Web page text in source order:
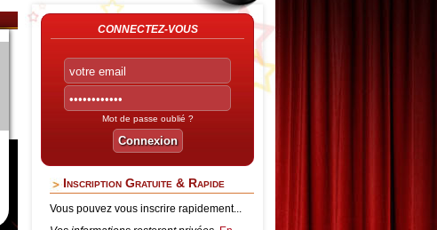
CONNECTEZ-VOUS
Mot de passe oublié ?
Inscription Gratuite & Rapide
Vous pouvez vous inscrire rapidement...